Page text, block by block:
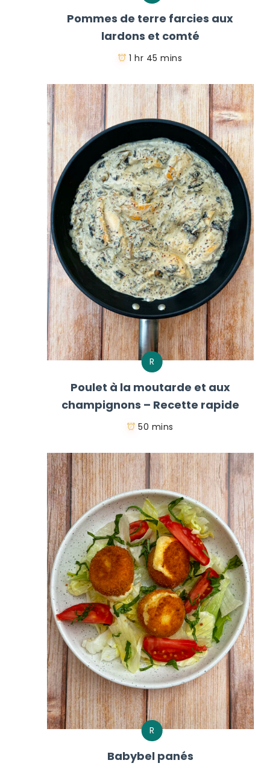
Pommes de terre farcies aux
lardons et comté
1 hr 45 mins
R
Poulet à la moutarde et aux
champignons – Recette rapide
50 mins
R
Babybel panés